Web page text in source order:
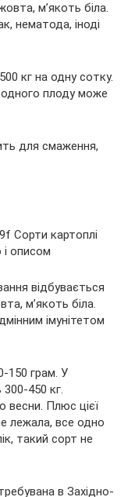
м’якоть біла.
нематода, іноді
кг на одну сотку.
одного плоду може
для смаження,
відбувається
м’якоть біла.
імунітетом
150 грам. У
450 кг.
весни. Плюс цієї
лежала, все одно
такий сорт не
в Західно-